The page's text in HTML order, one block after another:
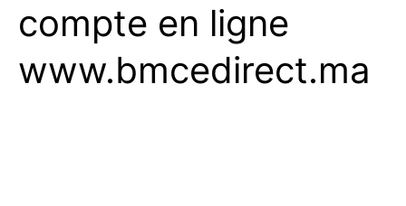
compte en ligne
www.bmcedirect.ma